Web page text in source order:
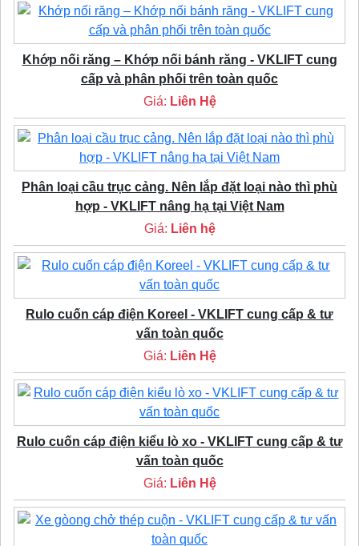
Khớp nối răng – Khớp nối bánh răng - VKLIFT cung
cấp và phân phối trên toàn quốc
Giá: Liên Hệ
Phân loại cầu trục cảng. Nên lắp đặt loại nào thì phù
hợp - VKLIFT nâng hạ tại Việt Nam
Giá: Liên hệ
Rulo cuốn cáp điện Koreel - VKLIFT cung cấp & tư
vấn toàn quốc
Giá: Liên Hệ
Rulo cuốn cáp điện kiểu lò xo - VKLIFT cung cấp & tư
vấn toàn quốc
Giá: Liên Hệ